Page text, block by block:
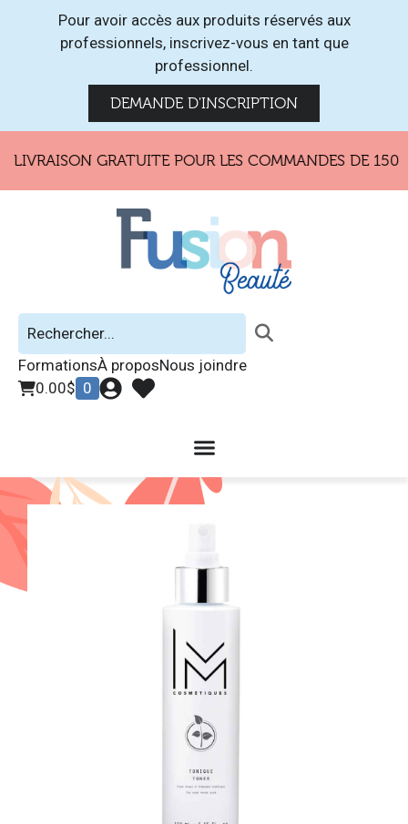
Pour avoir accès aux produits réservés aux
professionnels, inscrivez-vous en tant que
professionnel.
DEMANDE D'INSCRIPTION
LIVRAISON GRATUITE POUR LES COMMANDES DE 150$
FormationsÀ proposNous joindre
0.00$ 0